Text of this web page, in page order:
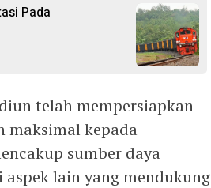
Pada
telah mempersiapkan
maksimal kepada
sumber daya
aspek lain yang mendukung